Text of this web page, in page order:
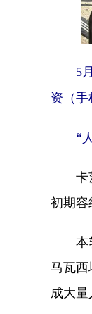
5
资（手
“
卡茨
初期容
本轮
马瓦西
成大量